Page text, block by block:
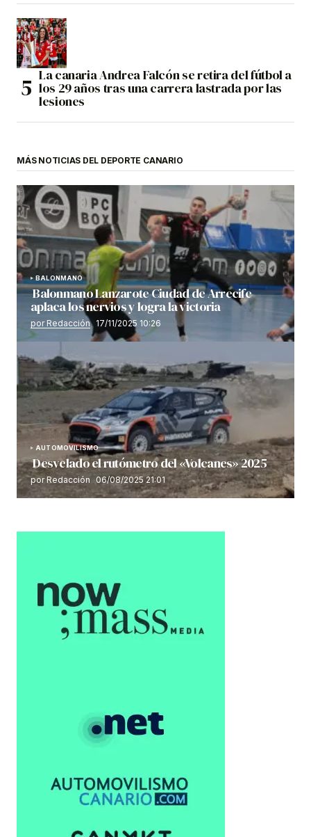
La canaria Andrea Falcón se retira del fútbol a
los 29 años tras una carrera lastrada por las
lesiones
MÁS NOTICIAS DEL DEPORTE CANARIO
BALONMANO
Balonmano Lanzarote Ciudad de Arrecife
aplaca los nervios y logra la victoria
por Redacción 17/11/2025 10:26
AUTOMOVILISMO
Desvelado el rutómetro del «Volcanes» 2025
por Redacción 06/08/2025 21:01